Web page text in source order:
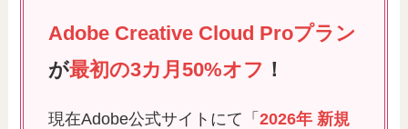
Adobe Creative Cloud Proプラン
が最初の3カ月50%オフ ！
現在Adobe公式サイトにて「2026年 新規